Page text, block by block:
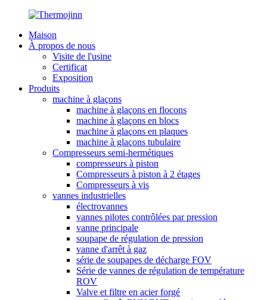
Maison
À propos de nous
Visite de l'usine
Certificat
Exposition
Produits
machine à glaçons
machine à glaçons en flocons
machine à glaçons en blocs
machine à glaçons en plaques
machine à glaçons tubulaire
Compresseurs semi-hermétiques
compresseurs à piston
Compresseurs à piston à 2 étages
Compresseurs à vis
vannes industrielles
électrovannes
vannes pilotes contrôlées par pression
vanne principale
soupape de régulation de pression
vanne d'arrêt à gaz
série de soupapes de décharge FOV
Série de vannes de régulation de température
ROV
Valve et filtre en acier forgé